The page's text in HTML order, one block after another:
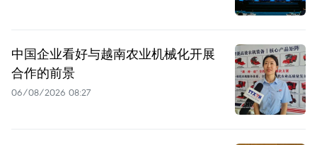
中国企业看好与越南农业机械化开展
合作的前景
06/08/2026 08:27